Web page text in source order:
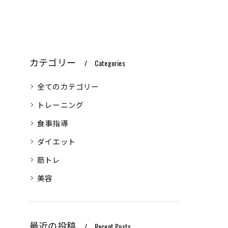
カテゴリー Categories
全てのカテゴリー
トレーニング
食事指導
ダイエット
筋トレ
美容